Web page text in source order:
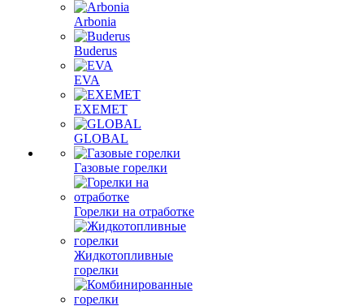
Arbonia
Buderus
EVA
EXEMET
GLOBAL
Газовые горелки
Горелки на отработке
Жидкотопливные
горелки